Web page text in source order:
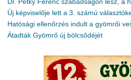
Dr. Petky Ferenc szabadságon lesz, a
Új képviselője lett a 3. számú
Hatósági ellenőrzés indult a gyömrői
Átadták Gyömrő új bölcsődéjét